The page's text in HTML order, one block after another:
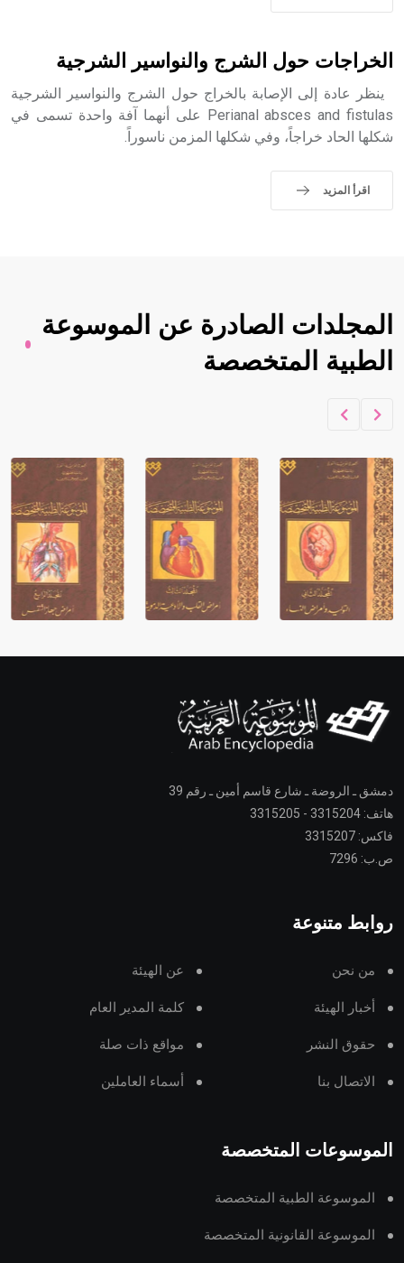
- هل تعلم أن الأبجدية الكنعانية تتألف من /22/ علامة كتابية
sign تكتب منفصلة غير متصلة، وتعتمد المبدأ الأكوروفوني،
حيث تقتصر القيمة الصوتية للعلامة الك
الخراجات حول الشرج والنواسير الشرجية
ينظر عادة إلى الإصابة بالخراج حول الشرج والنواسير الشرجية
Perianal absces and fistulas على أنهما آفة واحدة تسمى في
شكلها الحاد خراجاً، وفي شكلها المزمن ناسوراً.
اقرأ المزيد
المجلدات الصادرة عن الموسوعة
الطبية المتخصصة
دمشق ـ الروضة ـ شارع قاسم أمين ـ رقم 39
هاتف: 3315204 - 3315205
فاكس: 3315207
ص.ب: 7296
روابط متنوعة
من نحن عن الهيئة
أخبار الهيئة كلمة المدير العام
حقوق النشر مواقع ذات صلة
الاتصال بنا أسماء العاملين
الموسوعات المتخصصة
الموسوعة الطبية المتخصصة
الموسوعة القانونية المتخصصة